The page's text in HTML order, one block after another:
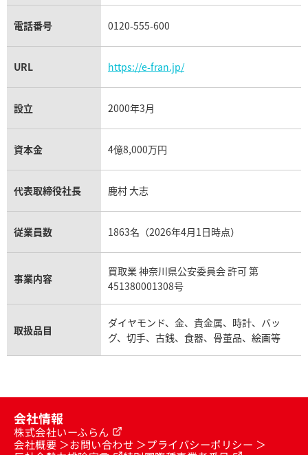
プラチナ買取
銀・シルバー買取
アメジスト買取
パライバトルマリン買取
キャッツアイ買取
アクアマリン買取
パテック フィリップノーチラス買取
ヴァシュロン・コンスタンタン買取
A.ランゲ&ゾーネ買取
ブレゲ買取
オメガ買取
カルティエ買取
シャネル マトラッセ買取
シャネル買取の参考価格一覧
ディオール買取
セリーヌ買取
フェンディ買取
グッチ買取
プラダ買取
ショーメ買取
ショパール買取
タサキ買取
ピアジェ買取
ブシュロン買取
ミキモト買取
電話番号 0120-555-600
URL https://e-fran.jp/
設立 2000年3月
資本金 4億8,000万円
代表取締役社長 鹿村 大志
従業員数 1863名（2026年4月1日時点）
事業内容
買取業 神奈川県公安委員会 許可 第
451380001308号
取扱品目
ダイヤモンド、金、貴金属、時計、バッ
グ、切手、古銭、食器、骨董品、絵画等
会社情報
株式会社いーふらん
会社概要
お問い合わせ
プライバシーポリシー